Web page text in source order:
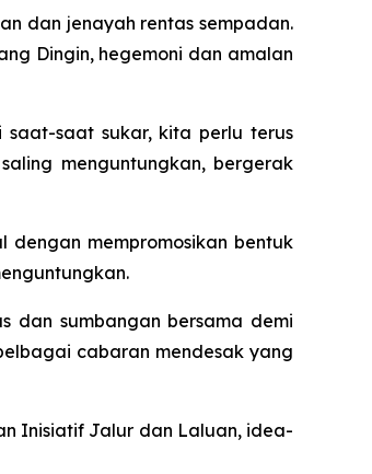
dan jenayah rentas sempadan.
Dingin, hegemoni dan amalan
saat sukar, kita perlu terus
menguntungkan, bergerak
mempromosikan bentuk
dan sumbangan bersama demi
cabaran mendesak yang
Inisiatif Jalur dan Laluan, idea-